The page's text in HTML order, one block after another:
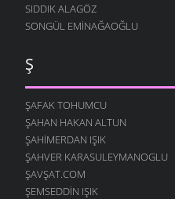
SIDDIK ALAGÖZ
SONGÜL EMINAĞAOĞLU
Ş
ŞAFAK TOHUMCU
ŞAHAN HAKAN ALTUN
ŞAHIMERDAN IŞIK
ŞAHVER KARASULEYMANOGLU
ŞAVŞAT.COM
ŞEMSEDDIN IŞIK